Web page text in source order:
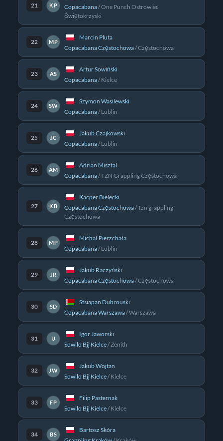
21 KP
Copacabana/One Punch Ostrowiec
Świętokrzyski
22 MP
Marcin Pluta
Copacabana Częstochowa/Częstochowa
23 AS
Artur Sowiński
Copacabana/Kielce
24 SW
Szymon Wasilewski
Copacabana/Lublin
25 JC
Jakub Czajkowski
Copacabana/Lublin
26 AM
Adrian Misztal
Copacabana/TZN Grappling Częstochowa
27 KB
Kacper Bielecki
Copacabana Częstochowa/Tzn grappling
Częstochowa
28 MP
Michał Pierzchała
Copacabana/Lublin
29 JR
Jakub Raczyński
Copacabana Częstochowa/Częstochowa
30 SD
Stsiapan Dubrouski
Copacabana Warszawa/Warszawa
31 IJ
Igor Jaworski
Sowilo Bjj Kielce/Zenith
32 JW
Jakub Wojtan
Sowilo Bjj Kielce/Kielce
33 FP
Filip Pasternak
Sowilo Bjj Kielce/Kielce
34 BS
Bartosz Skóra